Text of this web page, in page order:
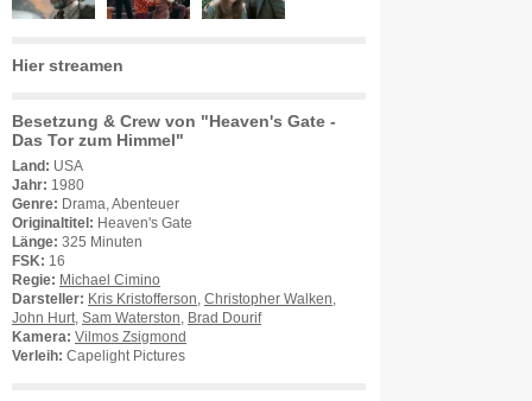
Hier streamen
Besetzung & Crew von "Heaven's Gate -
Das Tor zum Himmel"
Land: USA
Jahr: 1980
Genre: Drama, Abenteuer
Originaltitel: Heaven's Gate
Länge: 325 Minuten
FSK: 16
Regie: Michael Cimino
Darsteller: Kris Kristofferson Christopher Walken
John Hurt Sam Waterston
Brad Dourif
Kamera: Vilmos Zsigmond
Verleih: Capelight Pictures